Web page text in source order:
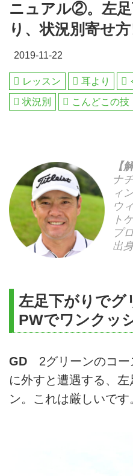
ニュアル②。左
り、状況別寄せ
2019-11-22
レッスン 耳より
状況別
こんどこの技
【
ナ
ィ
ウ
ト
プ
出
左足下がりでグ
PWでワンクッ
GD 2グリーンのコー
に外すと遭遇する、
ン。これは厳しいです